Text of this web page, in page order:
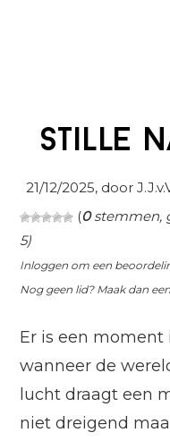
Stille
21/12/2025, door
(0stemmen,
5)
Inloggen om een
Nog geen lid? Maak dan
Er is een
wanneer de
lucht draagt een
niet dreigend